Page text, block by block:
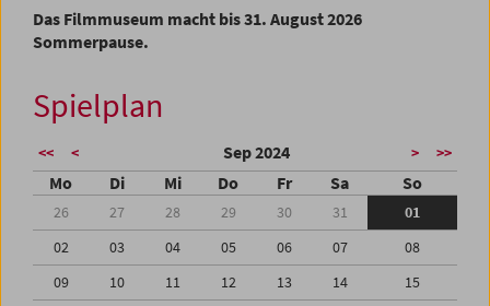
Das Filmmuseum macht bis 31. August 2026
Sommerpause.
Spielplan
<< < Sep 2024 > >>
Mo Di Mi Do Fr Sa So
26 27 28 29 30 31
01
02
03 04 05 06 07
08
09
10 11 12 13 14
15